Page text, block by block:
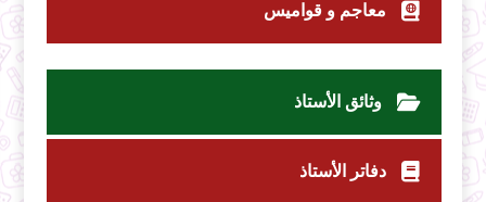
معاجم و قواميس
وثائق الأستاذ
دفاتر الأستاذ